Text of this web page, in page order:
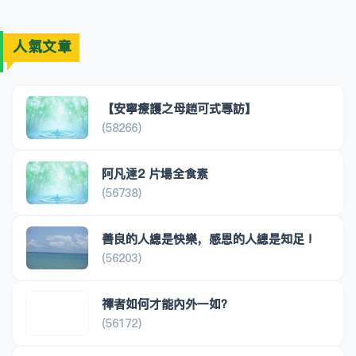
人氣文章
【安寧療護之母趙可式專訪】
(58266)
阿凡達2 片場全食素
(56738)
善良的人總是快樂，感恩的人總是知足 !
(56203)
禪者如何才能內外一如？
(56172)